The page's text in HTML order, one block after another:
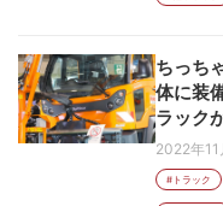
ちっち
体に装
ラック
2022年11
#トラック